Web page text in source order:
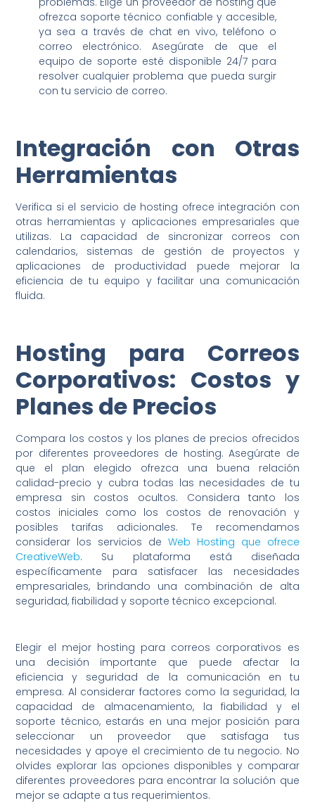
ofrezca soporte técnico confiable y accesible,
ya sea a través de chat en vivo, teléfono o
correo electrónico. Asegúrate de que el
equipo de soporte esté disponible 24/7 para
resolver cualquier problema que pueda surgir
con tu servicio de correo.
Integración con Otras
Herramientas
Verifica si el servicio de hosting ofrece integración con
otras herramientas y aplicaciones empresariales que
utilizas. La capacidad de sincronizar correos con
calendarios, sistemas de gestión de proyectos y
aplicaciones de productividad puede mejorar la
eficiencia de tu equipo y facilitar una comunicación
fluida.
Hosting para Correos
Corporativos: Costos y
Planes de Precios
Compara los costos y los planes de precios ofrecidos
por diferentes proveedores de hosting. Asegúrate de
que el plan elegido ofrezca una buena relación
calidad-precio y cubra todas las necesidades de tu
empresa sin costos ocultos. Considera tanto los
costos iniciales como los costos de renovación y
posibles tarifas adicionales. Te recomendamos
considerar los servicios de Web Hosting que ofrece
CreativeWeb. Su plataforma está diseñada
específicamente para satisfacer las necesidades
empresariales, brindando una combinación de alta
seguridad, fiabilidad y soporte técnico excepcional.
Elegir el mejor hosting para correos corporativos es
una decisión importante que puede afectar la
eficiencia y seguridad de la comunicación en tu
empresa. Al considerar factores como la seguridad, la
capacidad de almacenamiento, la fiabilidad y el
soporte técnico, estarás en una mejor posición para
seleccionar un proveedor que satisfaga tus
necesidades y apoye el crecimiento de tu negocio. No
olvides explorar las opciones disponibles y comparar
diferentes proveedores para encontrar la solución que
mejor se adapte a tus requerimientos.